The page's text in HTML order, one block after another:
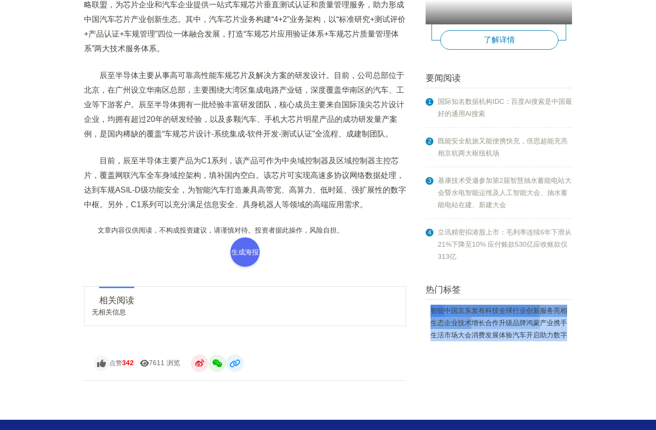
略联盟，为芯片企业和汽车企业提供一站式车规芯片垂直测试认证和质量管理服务，助力形成
中国汽车芯片产业创新生态。其中，汽车芯片业务构建“4+2”业务架构，以“标准研究+测试评价
+产品认证+车规管理”四位一体融合发展，打造“车规芯片应用验证体系+车规芯片质量管理体
系”两大技术服务体系。
辰至半导体主要从事高可靠高性能车规芯片及解决方案的研发设计。目前，公司总部位于
北京，在广州设立华南区总部，主要围绕大湾区集成电路产业链，深度覆盖华南区的汽车、工
业等下游客户。辰至半导体拥有一批经验丰富研发团队，核心成员主要来自国际顶尖芯片设计
企业，均拥有超过20年的研发经验，以及多颗汽车、手机大芯片明星产品的成功研发量产案
例，是国内稀缺的覆盖“车规芯片设计-系统集成-软件开发-测试认证”全流程、成建制团队。
目前，辰至半导体主要产品为C1系列，该产品可作为中央域控制器及区域控制器主控芯
片，覆盖网联汽车全车身域控架构，填补国内空白。该芯片可实现高速多协议网络数据处理，
达到车规ASIL-D级功能安全，为智能汽车打造兼具高带宽、高算力、低时延、强扩展性的数字
中枢。另外，C1系列可以充分满足信息安全、具身机器人等领域的高端应用需求。
文章内容仅供阅读，不构成投资建议，请谨慎对待。投资者据此操作，风险自担。
生成海报
相关阅读
无相关信息
点赞342 7611 浏览
了解详情
要闻阅读
1
国际知名数据机构IDC：百度AI搜索是中国最
好的通用AI搜索
2
既能安全航旅又能便携快充，倍思超能充亮
相京杭两大枢纽机场
3
基康技术受邀参加第2届智慧抽水蓄能电站大
会暨水电智能运维及人工智能大会、抽水蓄
能电站在建、新建大会
4
立讯精密拟港股上市：毛利率连续6年下滑从
21%下降至10% 应付账款530亿应收账款仅
313亿
热门标签
智能中国京东发布科技全球行业创新服务亮相
生态企业技术增长合作升级品牌鸿蒙产业携手
生活市场大会消费发展体验汽车开启助力数字